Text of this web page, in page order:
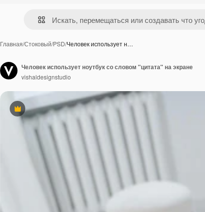
Главная/Стоковый/PSD/Человек использует н…
Премиум
Человек использует ноутбук со словом "цитата" на экране
vishaldesignstudio